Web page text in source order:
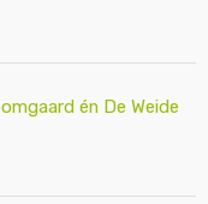
én De Weide